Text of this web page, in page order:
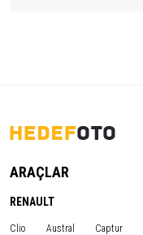
ARAÇLAR
RENAULT
Clio Austral Captur